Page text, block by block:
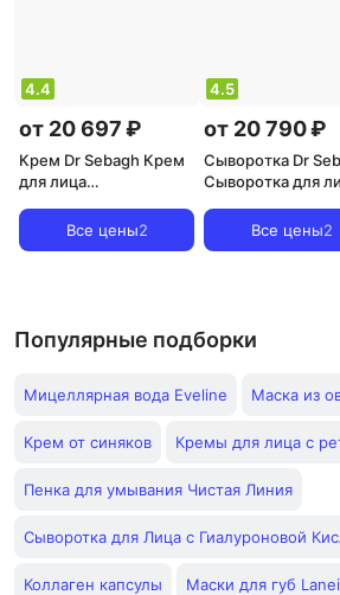
4.4
от 20 697 ₽
Крем Dr Sebagh Крем
для лица
дневной глубокого
действия Supreme Day
Все цены2
4.5
от 20 790 ₽
Сыворотка Dr
Сыворотка для
с ресвератролом и
Все цены2
Популярные подборки
Мицеллярная вода Eveline Маска из
Крем от синяков Кремы для лица с
Пенка для умывания Чистая Линия
Сыворотка для Лица с Гиалуроновой
Коллаген капсулы Маски для губ